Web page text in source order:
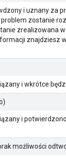
i uznany za
zostanie
zrealizowana
znajdziesz
i wkrótce
i
możliwości